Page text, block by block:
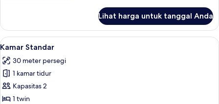
Kamar
Standar,
Beberapa
Tidur
Lihat harga untuk tanggal Anda
Lihat
semua
foto
untuk
Kamar
Standar
Selimut bulu angsa, brankas, dan
4
Kamar Standar
30 meter persegi
1 kamar tidur
Kapasitas 2
1 twin